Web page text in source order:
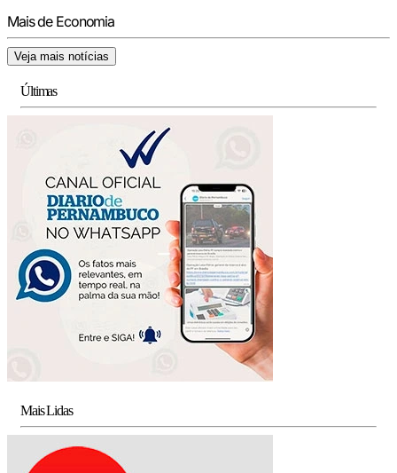
Mais de Economia
Veja mais notícias
Últimas
Mais Lidas